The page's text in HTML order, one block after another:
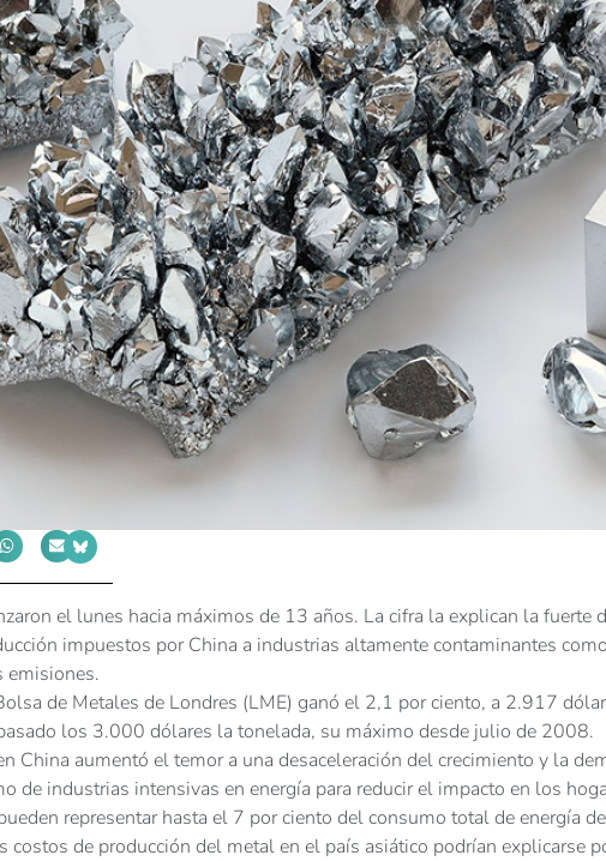
el lunes hacia máximos de 13 años. La cifra la explican la fuerte
impuestos por China a industrias altamente contaminantes
emisiones.
de Metales de Londres (LME) ganó el 2,1 por ciento, a 2.917
los 3.000 dólares la tonelada, su máximo desde julio de 2008.
China aumentó el temor a una desaceleración del crecimiento y la
de industrias intensivas en energía para reducir el impacto en los
representar hasta el 7 por ciento del consumo total de energía
de producción del metal en el país asiático podrían explicarse